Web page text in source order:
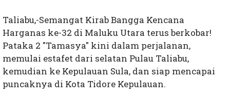
Taliabu,-Semangat Kirab Bangga Kencana
Harganas ke-32 di Maluku Utara terus berkobar!
Pataka 2 "Tamasya" kini dalam perjalanan,
memulai estafet dari selatan Pulau Taliabu,
kemudian ke Kepulauan Sula, dan siap mencapai
puncaknya di Kota Tidore Kepulauan.